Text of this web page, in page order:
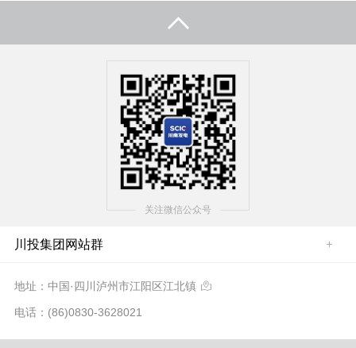
关注微信公众号
川投集团网站群
地址：中国·四川泸州市江阳区江北镇 
电话：(86)0830-3628021